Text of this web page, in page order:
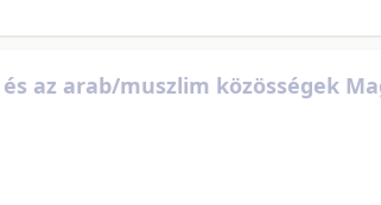
az arab/muszlim közösségek